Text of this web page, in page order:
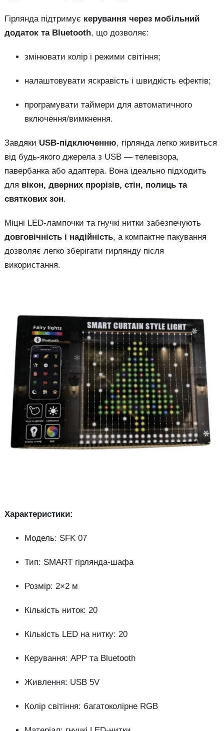
Гірлянда підтримує керування через мобільний
додаток та Bluetooth, що дозволяє:
змінювати колір і режими світіння;
налаштовувати яскравість і швидкість ефектів;
програмувати таймери для автоматичного
включення/вимкнення.
Завдяки USB-підключенню, гірлянда легко живиться
від будь-якого джерела з USB — телевізора,
павербанка або адаптера. Вона ідеально підходить
для вікон, дверних прорізів, стін, полиць та
святкових зон.
Міцні LED-лампочки та гнучкі нитки забезпечують
довговічність і надійність, а компактне пакування
дозволяє легко зберігати гирлянду після
використання.
Характеристики:
Модель: SFK 07
Тип: SMART гірлянда-шафа
Розмір: 2×2 м
Кількість ниток: 20
Кількість LED на нитку: 20
Керування: APP та Bluetooth
Живлення: USB 5V
Колір світіння: багатоколірне RGB